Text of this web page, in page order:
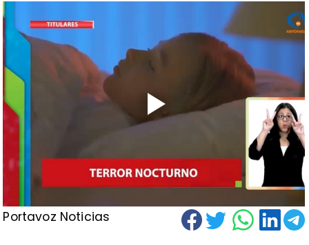
Portavoz Noticias